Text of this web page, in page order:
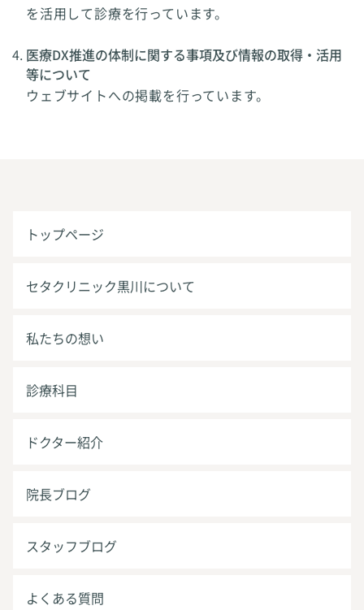
を活用して診療を行っています。
医療DX推進の体制に関する事項及び情報の取得・活用
等について
ウェブサイトへの掲載を行っています。
トップページ
セタクリニック黒川について
私たちの想い
診療科目
ドクター紹介
院長ブログ
スタッフブログ
よくある質問